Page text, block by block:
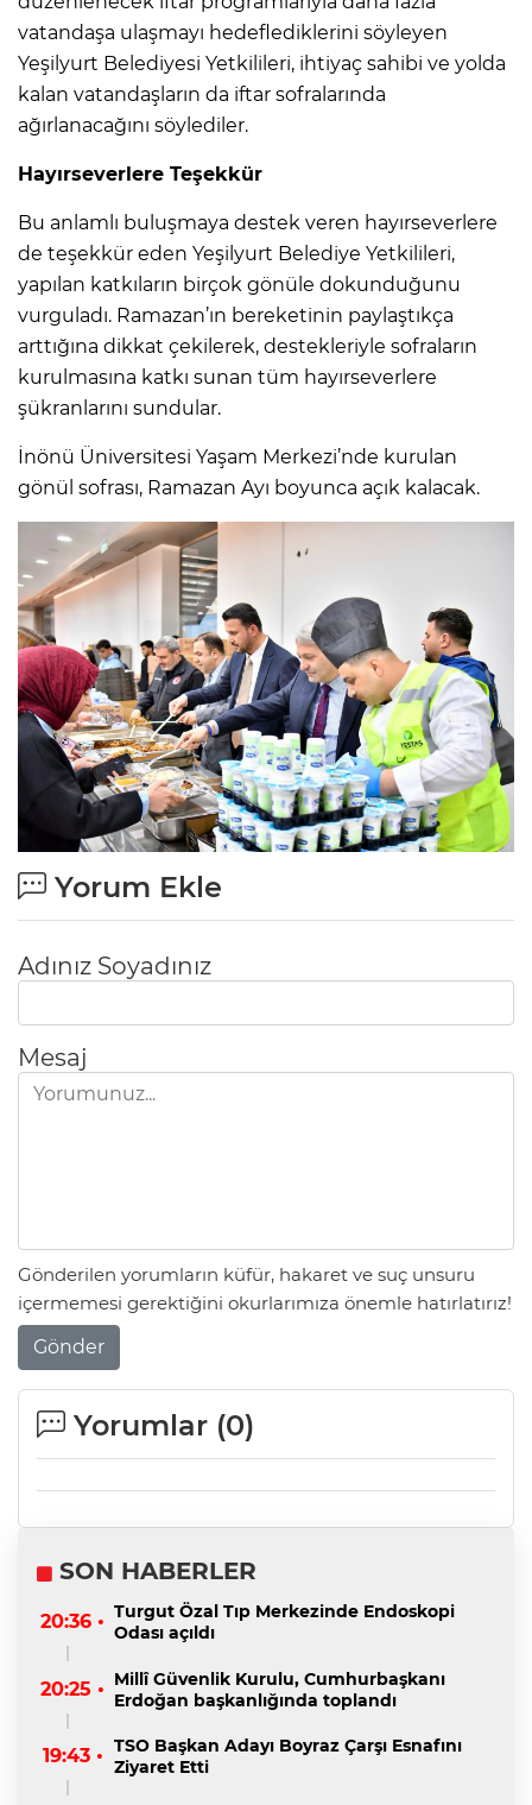
vatandaşa ulaşmayı hedeflediklerini söyleyen
Yeşilyurt Belediyesi Yetkilileri, ihtiyaç sahibi ve yolda
kalan vatandaşların da iftar sofralarında
ağırlanacağını söylediler.
Hayırseverlere Teşekkür
Bu anlamlı buluşmaya destek veren hayırseverlere
de teşekkür eden Yeşilyurt Belediye Yetkilileri,
yapılan katkıların birçok gönüle dokunduğunu
vurguladı. Ramazan’ın bereketinin paylaştıkça
arttığına dikkat çekilerek, destekleriyle sofraların
kurulmasına katkı sunan tüm hayırseverlere
şükranlarını sundular.
İnönü Üniversitesi Yaşam Merkezi’nde kurulan
gönül sofrası, Ramazan Ayı boyunca açık kalacak.
Yorum Ekle
Adınız Soyadınız
Mesaj
Gönderilen yorumların küfür, hakaret ve suç unsuru
içermemesi gerektiğini okurlarımıza önemle hatırlatırız!
Gönder
Yorumlar (0)
SON HABERLER
20:36 • Turgut Özal Tıp Merkezinde Endoskopi
Odası açıldı
20:25 • Millî Güvenlik Kurulu, Cumhurbaşkanı
Erdoğan başkanlığında toplandı
19:43 • TSO Başkan Adayı Boyraz Çarşı Esnafını
Ziyaret Etti